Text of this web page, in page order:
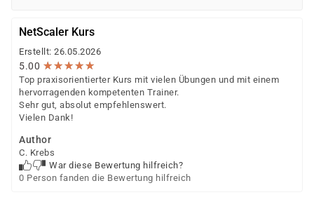
NetScaler Kurs
Erstellt: 26.05.2026
5.00 ★★★★★
★★★★★
Top praxisorientierter Kurs mit vielen Übungen und mit einem
hervorragenden kompetenten Trainer.
Sehr gut, absolut empfehlenswert.
Vielen Dank!
Author
C. Krebs
War diese Bewertung hilfreich?
0 Person fanden die Bewertung hilfreich